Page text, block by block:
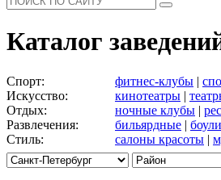
Каталог
Спорт: фитнес-клубы |
Искусство:
кинотеатры |
Отдых:
ночные клубы |
Развлечения:
бильярдные |
Стиль:
салоны красоты |